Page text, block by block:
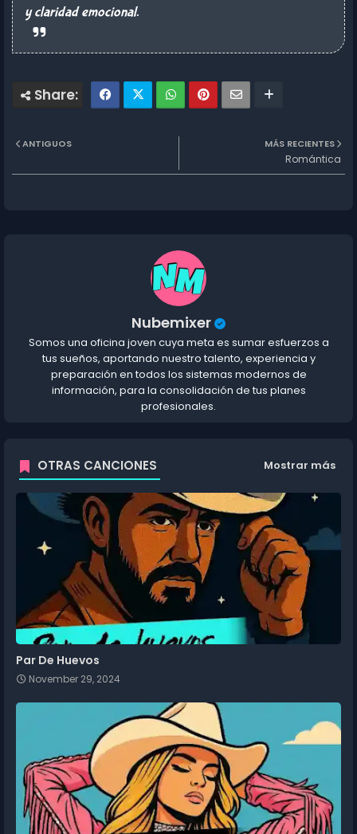
y claridad emocional.
MÁS RECIENTES
Romántica
ANTIGUOS
Nubemixer
Somos una oficina joven cuya meta es sumar esfuerzos a
tus sueños, aportando nuestro talento, experiencia y
preparación en todos los sistemas modernos de
información, para la consolidación de tus planes
profesionales.
OTRAS CANCIONES Mostrar más
Par De Huevos
November 29, 2024